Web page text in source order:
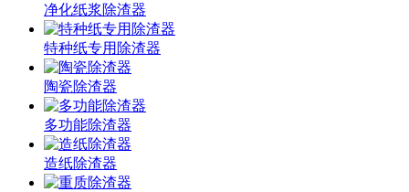
净化纸浆除渣器
特种纸专用除渣器
陶瓷除渣器
多功能除渣器
造纸除渣器